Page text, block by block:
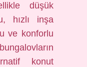
düşük
hızlı inşa
ve konforlu
konut